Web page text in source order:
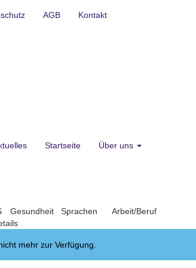
AGB Kontakt
Startseite Über uns
Gesundheit Sprachen
Arbeit/Beruf
mehr zur Verfügung.